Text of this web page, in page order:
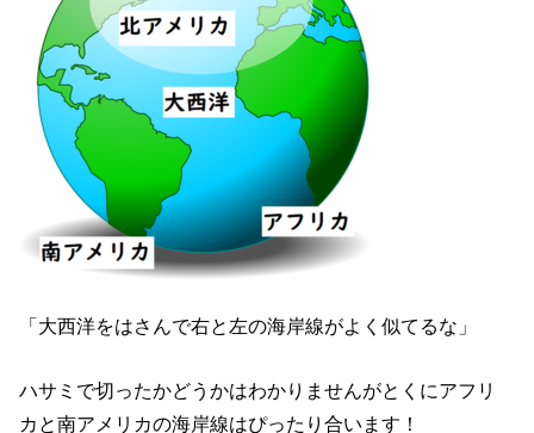
「大西洋をはさんで右と左の海岸線がよく似てるな」
ハサミで切ったかどうかはわかりませんがとくにアフリ
カと南アメリカの海岸線はぴったり合います！